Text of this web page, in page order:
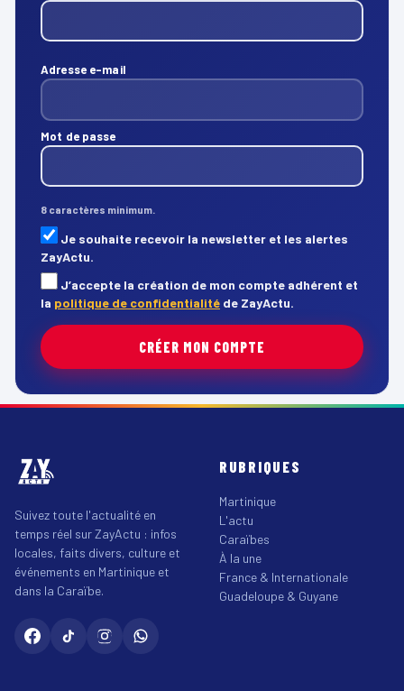
Adresse e-mail
Mot de passe
8 caractères minimum.
Je souhaite recevoir la newsletter et les alertes
ZayActu.
J’accepte la création de mon compte adhérent et
la politique de confidentialité de ZayActu.
CRÉER MON COMPTE
Suivez toute l'actualité en
temps réel sur ZayActu : infos
locales, faits divers, culture et
événements en Martinique et
dans la Caraïbe.
RUBRIQUES
Martinique
L'actu
Caraïbes
À la une
France & Internationale
Guadeloupe & Guyane